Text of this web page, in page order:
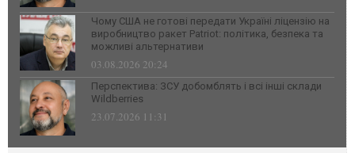
Чому США не готові передати Україні ліцензію на
виробництво ракет Patriot: політика, безпека та
можливі альтернативи
03.08.2026 20:24
Перспектива: ЗСУ добомблять і всі інші склади
Wildberries
23.07.2026 11:31